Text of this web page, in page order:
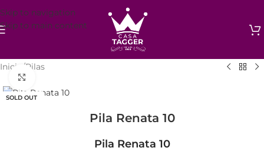
Skip to navigation
Skip to main content
Inicio /Pilas
SOLD OUT
Pila Renata 10
Pila Renata 10